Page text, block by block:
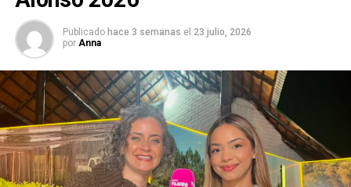
Publicado hace 3 semanas el 23 julio, 2026
por Anna